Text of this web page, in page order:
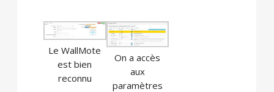
Le WallMote
est bien
reconnu
On a accès
aux
paramètres